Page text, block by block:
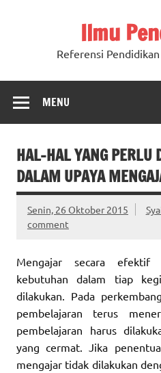
Ilmu
Referensi
MENU
HAL-HAL YANG PERLU
DALAM UPAYA
Senin, 26 Oktober 2015
comment
Mengajar secara efektif
kebutuhan dalam tiap
dilakukan. Pada
pembelajaran terus
pembelajaran harus
yang cermat. Jika
mengajar tidak dilakukan